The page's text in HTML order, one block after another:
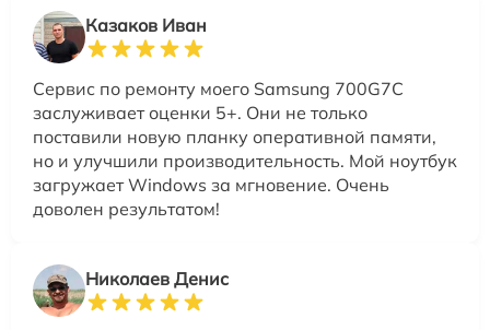
Казаков Иван
Сервис по ремонту моего Samsung 700G7C
заслуживает оценки 5+. Они не только
поставили новую планку оперативной памяти,
но и улучшили производительность. Мой ноутбук
загружает Windows за мгновение. Очень
доволен результатом!
Николаев Денис